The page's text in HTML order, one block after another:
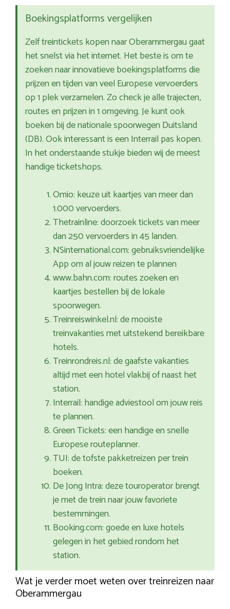
Boekingsplatforms vergelijken
Zelf treintickets kopen naar Oberammergau gaat
het snelst via het internet. Het beste is om te
zoeken naar innovatieve boekingsplatforms die
prijzen en tijden van veel Europese vervoerders
op 1 plek verzamelen. Zo check je alle trajecten,
routes en prijzen in 1 omgeving. Je kunt ook
boeken bij de nationale spoorwegen Duitsland
(DB). Ook interessant is een Interrail pas kopen.
In het onderstaande stukje bieden wij de meest
handige ticketshops.
Omio: keuze uit kaartjes van meer dan
1.000 vervoerders.
Thetrainline: doorzoek tickets van meer
dan 250 vervoerders in 45 landen.
NSinternational.com: gebruiksvriendelijke
App om al jouw reizen te plannen
www.bahn.com: routes zoeken en
kaartjes bestellen bij de lokale
spoorwegen.
Treinreiswinkel.nl: de mooiste
treinvakanties met uitstekend bereikbare
hotels.
Treinrondreis.nl: de gaafste vakanties
altijd met een hotel vlakbij of naast het
station.
Interrail: handige adviestool om jouw reis
te plannen.
Green Tickets: een handige en snelle
Europese routeplanner.
TUI: de tofste pakketreizen per trein
boeken.
De Jong Intra: deze touroperator brengt
je met de trein naar jouw favoriete
bestemmingen.
Booking.com: goede en luxe hotels
gelegen in het gebied rondom het
station.
Wat je verder moet weten over treinreizen naar
Oberammergau